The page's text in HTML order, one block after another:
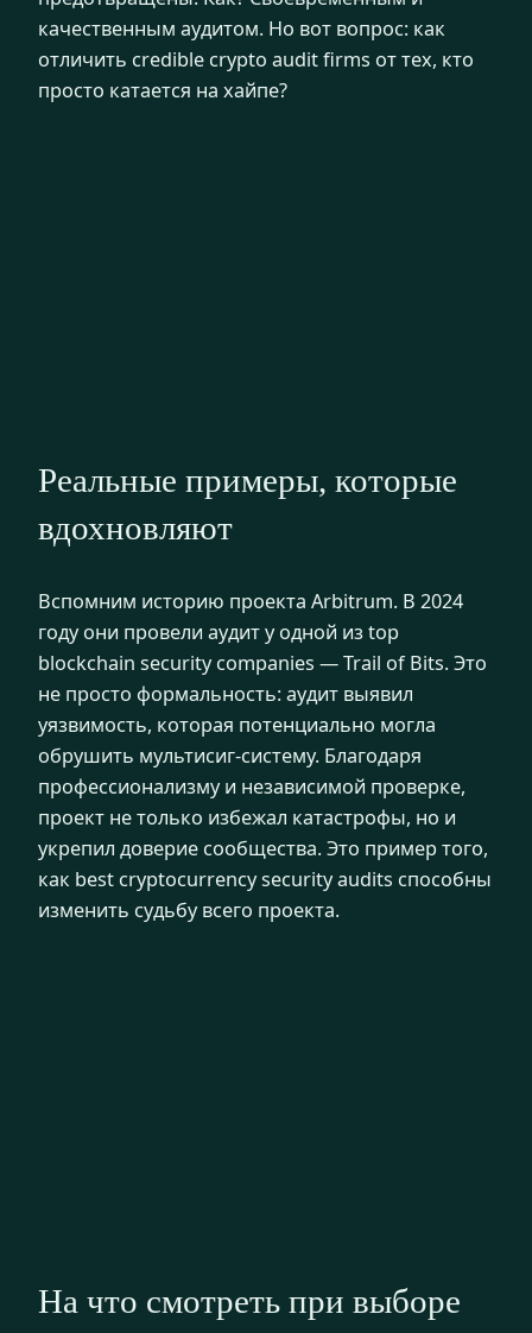
качественным аудитом. Но вот вопрос: как
отличить credible crypto audit firms от тех, кто
просто катается на хайпе?
Реальные примеры, которые
вдохновляют
Вспомним историю проекта Arbitrum. В 2024
году они провели аудит у одной из top
blockchain security companies — Trail of Bits. Это
не просто формальность: аудит выявил
уязвимость, которая потенциально могла
обрушить мультисиг-систему. Благодаря
профессионализму и независимой проверке,
проект не только избежал катастрофы, но и
укрепил доверие сообщества. Это пример того,
как best cryptocurrency security audits способны
изменить судьбу всего проекта.
На что смотреть при выборе